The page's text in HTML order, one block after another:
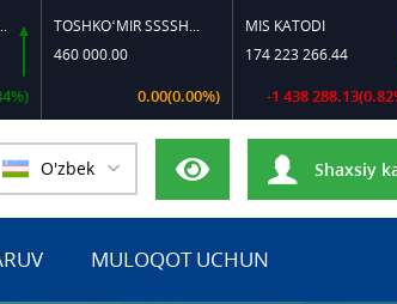
TOSHKO‘MIR SSSSH-13
460 000.00
0.00(0.00%)
MIS KATODI
174 223 266.44
-1 438 288.13(0.82%)
O'zbek Shaxsiy
MULOQOT UCHUN